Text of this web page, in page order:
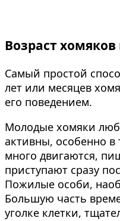
Возраст
Самый простой
лет или месяцев
его поведением.
Молодые хомяки
активны, особенно в
много двигаются,
приступают сразу
Пожилые особи,
Большую часть
уголке клетки,